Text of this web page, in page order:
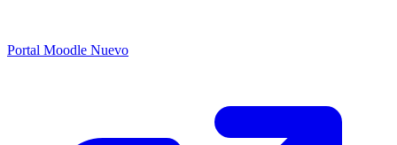
Portal Moodle Nuevo